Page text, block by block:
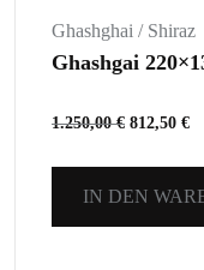
Ghashghai / Shiraz
Ghashgai
1.250,00€ 812,50 €
IN DEN